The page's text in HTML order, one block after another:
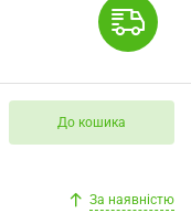
До кошика
За наявністю